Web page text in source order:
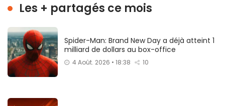
Les + partagés ce mois
Spider-Man: Brand New Day a déjà atteint 1
milliard de dollars au box-office
4 Août. 2026 • 18:38 10